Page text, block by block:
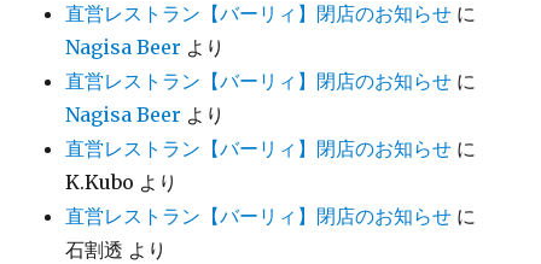
直営レストラン【バーリィ】閉店のお知らせ に
Nagisa Beer より
直営レストラン【バーリィ】閉店のお知らせ に
Nagisa Beer より
直営レストラン【バーリィ】閉店のお知らせ に
K.Kubo より
直営レストラン【バーリィ】閉店のお知らせ に
石割透 より